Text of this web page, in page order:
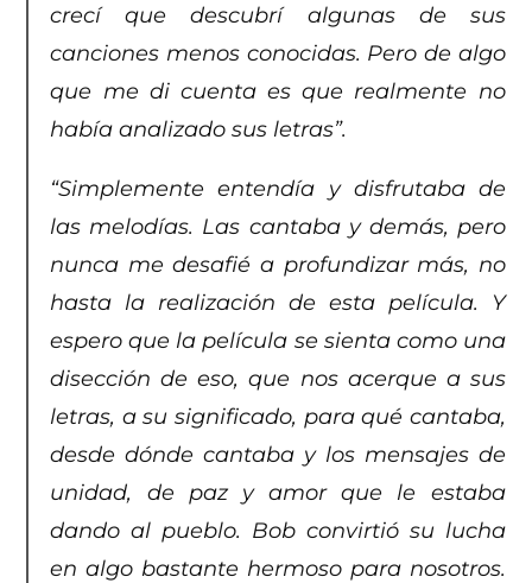
crecí que descubrí algunas de sus
canciones menos conocidas. Pero de algo
que me di cuenta es que realmente no
había analizado sus letras”.
“Simplemente entendía y disfrutaba de
las melodías. Las cantaba y demás, pero
nunca me desafié a profundizar más, no
hasta la realización de esta película. Y
espero que la película se sienta como una
disección de eso, que nos acerque a sus
letras, a su significado, para qué cantaba,
desde dónde cantaba y los mensajes de
unidad, de paz y amor que le estaba
dando al pueblo. Bob convirtió su lucha
en algo bastante hermoso para nosotros.